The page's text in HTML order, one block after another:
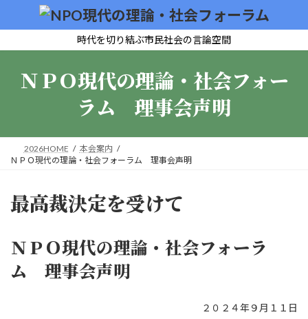
ン
ー
時代を切り結ぶ市民社会の言論空間
ＮＰＯ現代の理論・社会フォー
ラム 理事会声明
2026HOME
本会案内
ＮＰＯ現代の理論・社会フォーラム 理事会声明
最高裁決定を受けて
ＮＰＯ現代の理論・社会フォーラ
ム 理事会声明
２０２４年９月１１日